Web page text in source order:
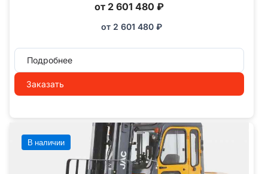
от 2 601 480 ₽
от 2 601 480 ₽
Подробнее
Заказать
В наличии